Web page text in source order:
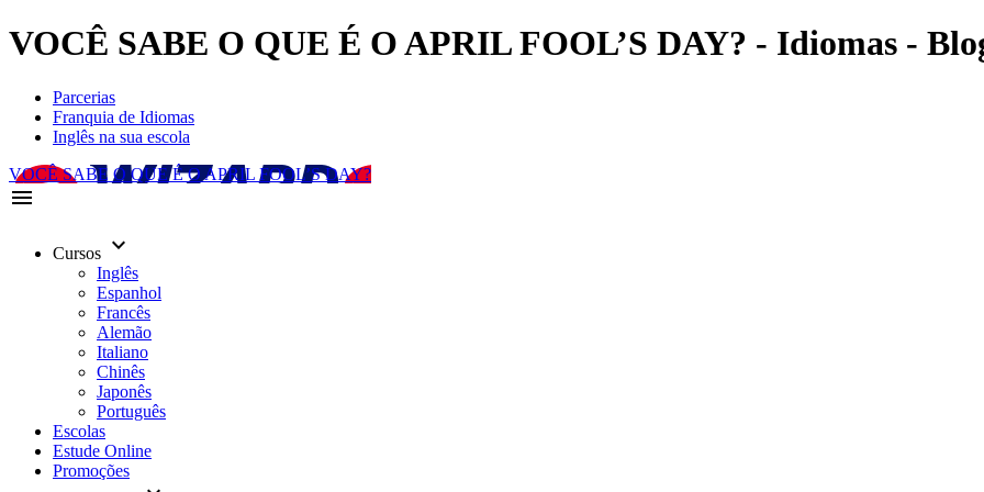
VOCÊ SABE O QUE É O APRIL FOOL’S DAY? - Idiomas -
Parcerias
Franquia de Idiomas
Inglês na sua escola
VOCÊ SABE O QUE É O APRIL FOOL’S DAY?
menu
Cursos keyboard_arrow_down
Inglês
Espanhol
Francês
Alemão
Italiano
Chinês
Japonês
Português
Escolas
Estude Online
Promoções